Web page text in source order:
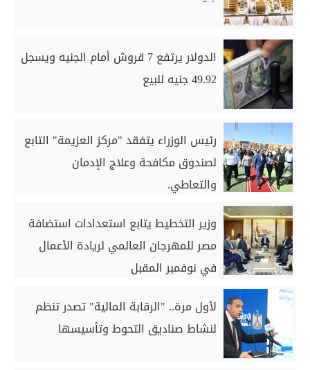
الدولار يرتفع 7 قروش أمام الجنيه ويسجل
49.92 جنيه للبيع
رئيس الوزراء يتفقد "مركز العزيمة" التابع
لصندوق مكافحة وعلاج الإدمان
والتعاطي.
وزير التخطيط يتابع استعدادات استضافة
مصر للمهرجان العالمي لريادة الأعمال
في نوفمبر المقبل
لأول مرة.. "الرقابة المالية" تصدر تنظم
لنشاط صناديق التحوط وتأسيسها